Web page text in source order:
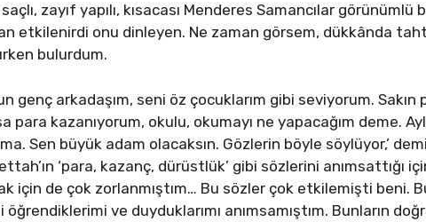
saçlı, zayıf yapılı, kısacası Menderes Samancılar
etkilenirdi onu dinleyen. Ne zaman görsem, dükkânda
bulurdum.
genç arkadaşım, seni öz çocuklarım gibi seviyorum.
para kazanıyorum, okulu, okumayı ne yapacağım deme.
Sen büyük adam olacaksın. Gözlerin böyle söylüyor,’
‘para, kazanç, dürüstlük’ gibi sözlerini anımsattığı
için de çok zorlanmıştım… Bu sözler çok etkilemişti beni.
ve duyduklarımı anımsamıştım. Bunların